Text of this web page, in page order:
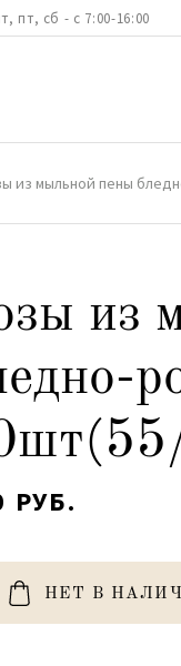
пт, сб - с 7:00-16:00
из мыльной пены
из
РУБ.
НЕТ В